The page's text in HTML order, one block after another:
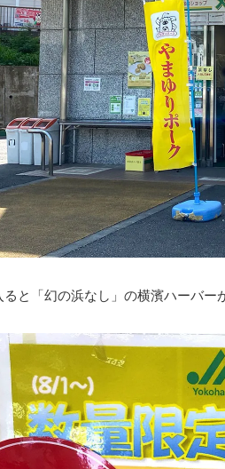
ると「幻の浜なし」の横濱ハーバー